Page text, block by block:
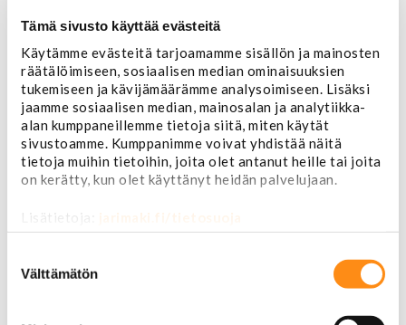
Tämä sivusto käyttää evästeitä
Käytämme evästeitä tarjoamamme sisällön ja mainosten
räätälöimiseen, sosiaalisen median ominaisuuksien
tukemiseen ja kävijämäärämme analysoimiseen. Lisäksi
jaamme sosiaalisen median, mainosalan ja analytiikka-
alan kumppaneillemme tietoja siitä, miten käytät
sivustoamme. Kumppanimme voivat yhdistää näitä
tietoja muihin tietoihin, joita olet antanut heille tai joita
on kerätty, kun olet käyttänyt heidän palvelujaan.
Lisätietoja: jarimaki.fi/tietosuoja
valinta
Välttämätön
Mustang korinosat
Van 1978-1996
Van 1997-
Pick upp 1988-1999
Pick upp 2000-2007
Pick upp 2008-
Suburban 1992-1999
Suburban 2000-2006
Tahoe 2000-2007
Corvette
Chevrolet muut